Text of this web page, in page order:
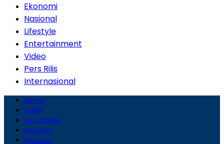
Ekonomi
Nasional
Lifestyle
Entertainment
Video
Pers Rilis
Internasional
Home
Politik
Info Jateng
Ekonomi
Nasional